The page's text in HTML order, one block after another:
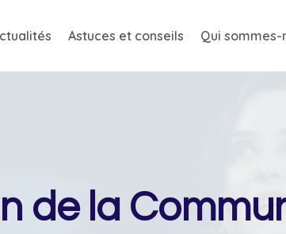
Astuces et conseils Qui sommes-
de la